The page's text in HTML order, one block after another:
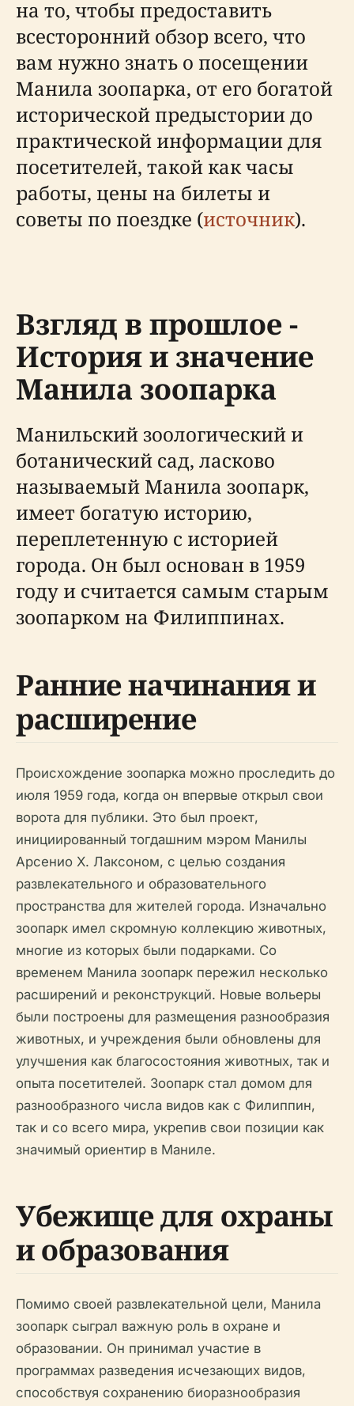
на то, чтобы предоставить
всесторонний обзор всего, что
вам нужно знать о посещении
Манила зоопарка, от его богатой
исторической предыстории до
практической информации для
посетителей, такой как часы
работы, цены на билеты и
советы по поездке (источник).
Взгляд в прошлое -
История и значение
Манила зоопарка
Манильский зоологический и
ботанический сад, ласково
называемый Манила зоопарк,
имеет богатую историю,
переплетенную с историей
города. Он был основан в 1959
году и считается самым старым
зоопарком на Филиппинах.
Ранние начинания и
расширение
Происхождение зоопарка можно проследить до
июля 1959 года, когда он впервые открыл свои
ворота для публики. Это был проект,
инициированный тогдашним мэром Манилы
Арсенио Х. Лаксоном, с целью создания
развлекательного и образовательного
пространства для жителей города. Изначально
зоопарк имел скромную коллекцию животных,
многие из которых были подарками. Со
временем Манила зоопарк пережил несколько
расширений и реконструкций. Новые вольеры
были построены для размещения разнообразия
животных, и учреждения были обновлены для
улучшения как благосостояния животных, так и
опыта посетителей. Зоопарк стал домом для
разнообразного числа видов как с Филиппин,
так и со всего мира, укрепив свои позиции как
значимый ориентир в Маниле.
Убежище для охраны
и образования
Помимо своей развлекательной цели, Манила
зоопарк сыграл важную роль в охране и
образовании. Он принимал участие в
программах разведения исчезающих видов,
способствуя сохранению биоразнообразия